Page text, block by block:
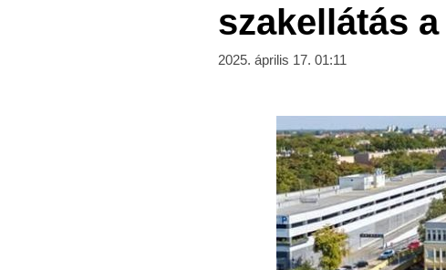
szakellátás
2025. április 17. 01:11